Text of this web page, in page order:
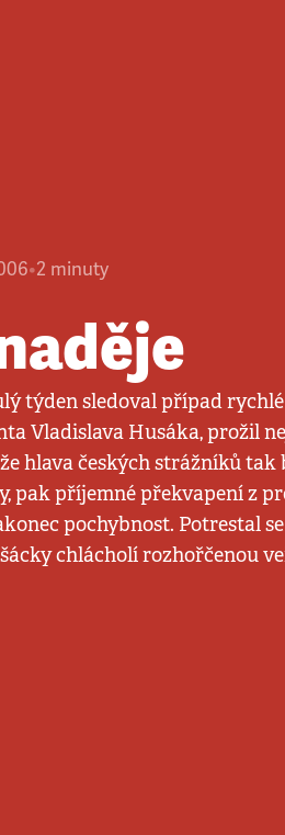
•2 minuty
týden sledoval případ
Vladislava Husáka, prožil
hlava českých strážníků tak
pak příjemné překvapení z
pochybnost. Potrestal
chlácholí rozhořčenou